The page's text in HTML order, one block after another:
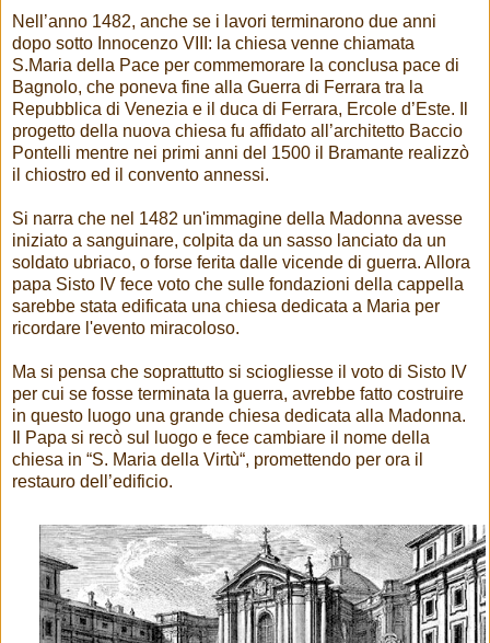
Nell’anno 1482, anche se i lavori terminarono due anni
dopo sotto Innocenzo VIII: la chiesa venne chiamata
S.Maria della Pace per commemorare la conclusa pace di
Bagnolo, che poneva fine alla Guerra di Ferrara tra la
Repubblica di Venezia e il duca di Ferrara, Ercole d’Este. Il
progetto della nuova chiesa fu affidato all’architetto Baccio
Pontelli mentre nei primi anni del 1500 il Bramante realizzò
il chiostro ed il convento annessi.
Si narra che nel 1482 un'immagine della Madonna avesse
iniziato a sanguinare, colpita da un sasso lanciato da un
soldato ubriaco, o forse ferita dalle vicende di guerra. Allora
papa Sisto IV fece voto che sulle fondazioni della cappella
sarebbe stata edificata una chiesa dedicata a Maria per
ricordare l'evento miracoloso.
Ma si pensa che soprattutto si sciogliesse il voto di Sisto IV
per cui se fosse terminata la guerra, avrebbe fatto costruire
in questo luogo una grande chiesa dedicata alla Madonna.
Il Papa si recò sul luogo e fece cambiare il nome della
chiesa in “S. Maria della Virtù“, promettendo per ora il
restauro dell’edificio.